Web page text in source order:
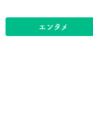
エンタメ